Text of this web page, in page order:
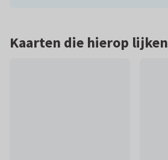
Kaarten die hierop lijken